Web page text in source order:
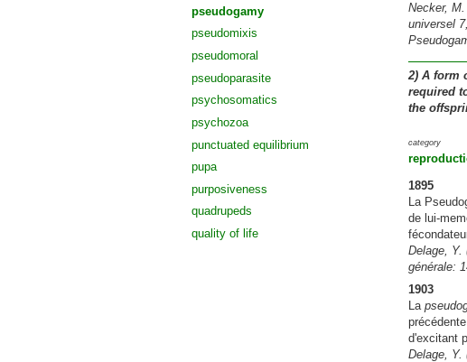
pseudogamy
pseudomixis
pseudomoral
pseudoparasite
psychosomatics
psychozoa
punctuated equilibrium
pupa
purposiveness
quadrupeds
quality of life
Necker,
universel
2) A form
required
the
category
1895
La
de lui-
Delage, Y.
générale:
1903
La
d'excitant
Delage, Y.